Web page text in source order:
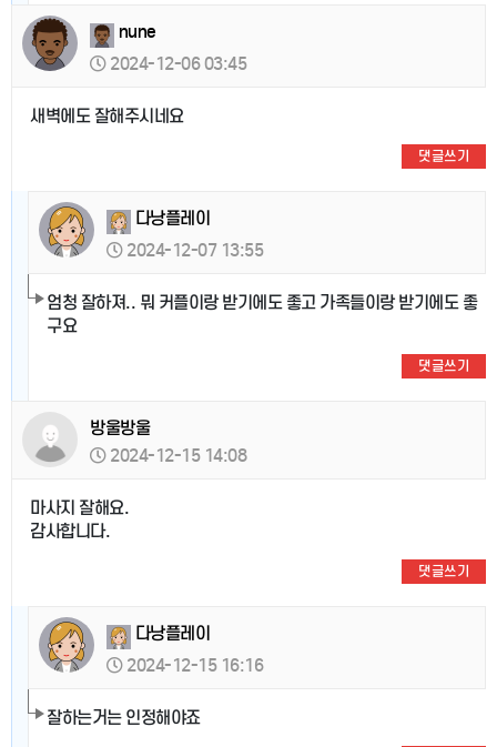
nune
2024-12-06 03:45
새벽에도 잘해주시네요
댓글쓰기
다낭플레이
2024-12-07 13:55
엄청 잘하져.. 뭐 커플이랑 받기에도 좋고 가족들이랑 받기에도 좋
구요
댓글쓰기
방울방울
2024-12-15 14:08
마사지 잘해요.
감사합니다.
댓글쓰기
다낭플레이
2024-12-15 16:16
잘하는거는 인정해야죠